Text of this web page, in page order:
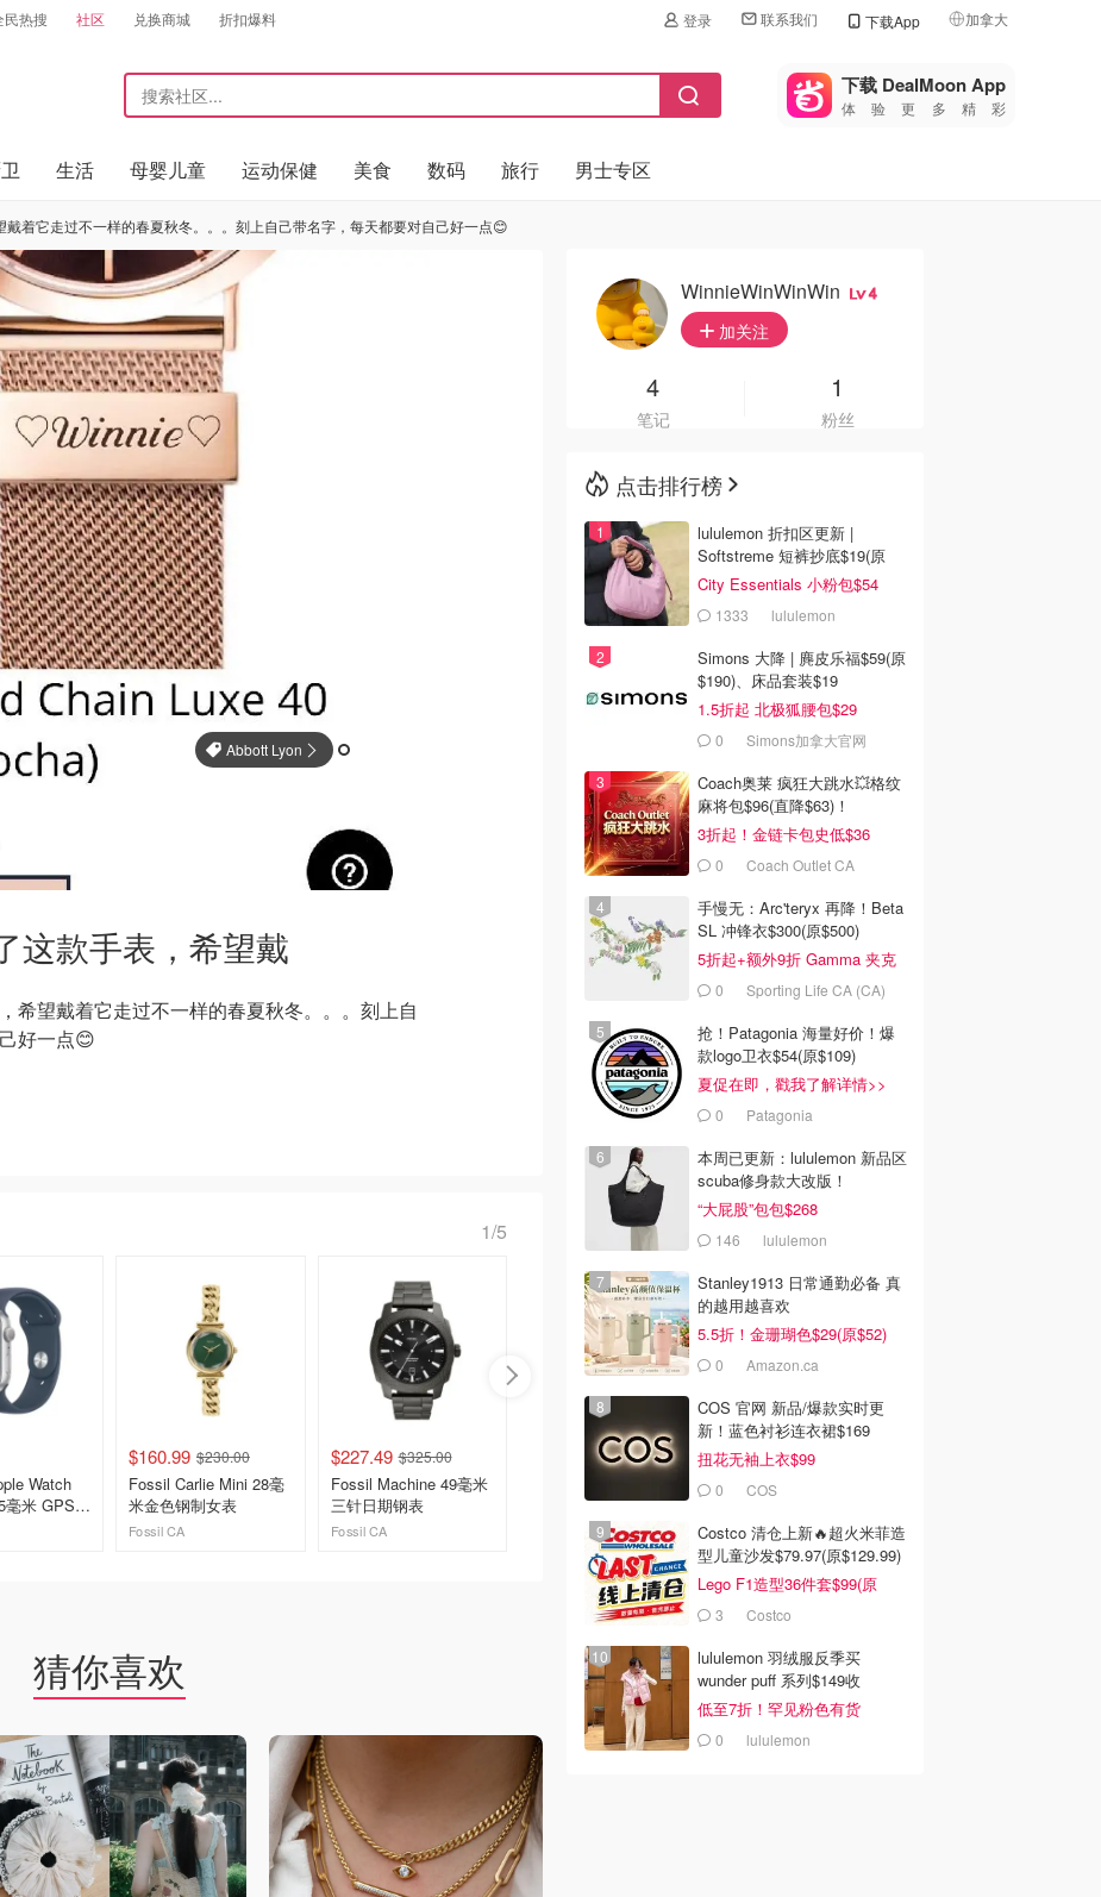
民热搜 社区 兑换商城 折扣爆料 登录 联系我们 下载App 加拿大
🇺🇸
美国
🇨🇳中国
🇩🇪
🇦🇺
下载 DealMoon App
体验更多精彩
生活 母婴儿童 运动保健 美食 数码 旅行 男士专区
着它走过不一样的春夏秋冬。。。刻上自己带名字，每天都要对自己好一点😊
Abbott Lyon
这款手表，希望戴
希望戴着它走过不一样的春夏秋冬。。。刻上自
好一点😊
1/5
Watch
毫米 GPS
壳 风暴蓝
$160.99 $230.00
Fossil Carlie Mini 28毫
米金色钢制女表
Fossil CA
$227.49 $325.00
Fossil Machine 49毫米
三针日期钢表
Fossil CA
$250.00
烟灰色钢带男表
去购买
$251.99 $360.00
Fossil Raquel 29mm 日
Fossil CA
去购买
猜你喜欢
WinnieWinWinWin 4
加关注
4
笔记
1
粉丝
点击排行榜
lululemon 折扣区更新 |
Softstreme 短裤抄底$19(原
$88)
City Essentials 小粉包$54
1333 lululemon
Simons 大降 | 麂皮乐福$59(原
$190)、床品套装$19
1.5折起 北极狐腰包$29
0 Simons加拿大官网
Coach奥莱 疯狂大跳水💥格纹
麻将包$96(直降$63)！
3折起！金链卡包史低$36
0 Coach Outlet CA
手慢无：Arc'teryx 再降！Beta
SL 冲锋衣$300(原$500)
5折起+额外9折 Gamma 夹克
$2380 Sporting Life CA (CA)
抢！Patagonia 海量好价！爆
款logo卫衣$54(原$109)
夏促在即，戳我了解详情>>
0 Patagonia
本周已更新：lululemon 新品区
scuba修身款大改版！
“大屁股”包包$268
146 lululemon
Stanley1913 日常通勤必备 真
的越用越喜欢
5.5折！金珊瑚色$29(原$52)
0 Amazon.ca
COS 官网 新品/爆款实时更
新！蓝色衬衫连衣裙$169
扭花无袖上衣$99
0 COS
Costco 清仓上新🔥超火米菲造
型儿童沙发$79.97(原$129.99)
Lego F1造型36件套$99(原
$159)
3 Costco
lululemon 羽绒服反季买
wunder puff 系列$149收
低至7折！罕见粉色有货
0 lululemon